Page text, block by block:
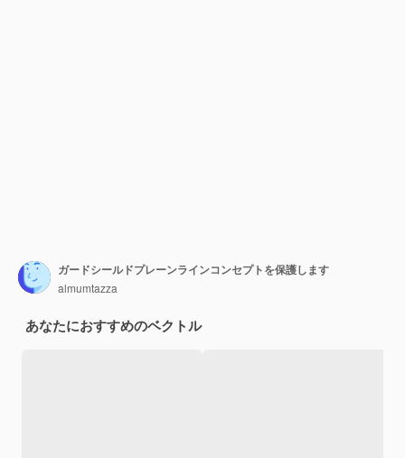
ガードシールドプレーンラインコンセプトを保護します
almumtazza
あなたにおすすめのベクトル